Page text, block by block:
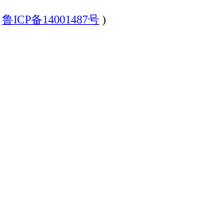
鲁ICP备14001487号 )